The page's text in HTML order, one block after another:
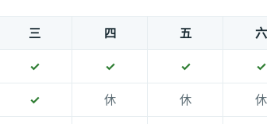
三 四 五 六
✓ ✓ ✓ ✓
✓ 休 休 休